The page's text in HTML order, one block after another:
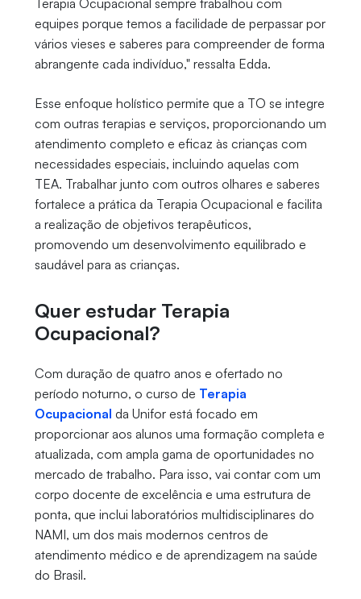
Terapia Ocupacional sempre trabalhou com
equipes porque temos a facilidade de perpassar por
vários vieses e saberes para compreender de forma
abrangente cada indivíduo," ressalta Edda.
Esse enfoque holístico permite que a TO se integre
com outras terapias e serviços, proporcionando um
atendimento completo e eficaz às crianças com
necessidades especiais, incluindo aquelas com
TEA. Trabalhar junto com outros olhares e saberes
fortalece a prática da Terapia Ocupacional e facilita
a realização de objetivos terapêuticos,
promovendo um desenvolvimento equilibrado e
saudável para as crianças.
Quer estudar Terapia
Ocupacional?
Com duração de quatro anos e ofertado no
período noturno, o curso de Terapia
Ocupacional da Unifor está focado em
proporcionar aos alunos uma formação completa e
atualizada, com ampla gama de oportunidades no
mercado de trabalho. Para isso, vai contar com um
corpo docente de excelência e uma estrutura de
ponta, que inclui laboratórios multidisciplinares do
NAMI, um dos mais modernos centros de
atendimento médico e de aprendizagem na saúde
do Brasil.